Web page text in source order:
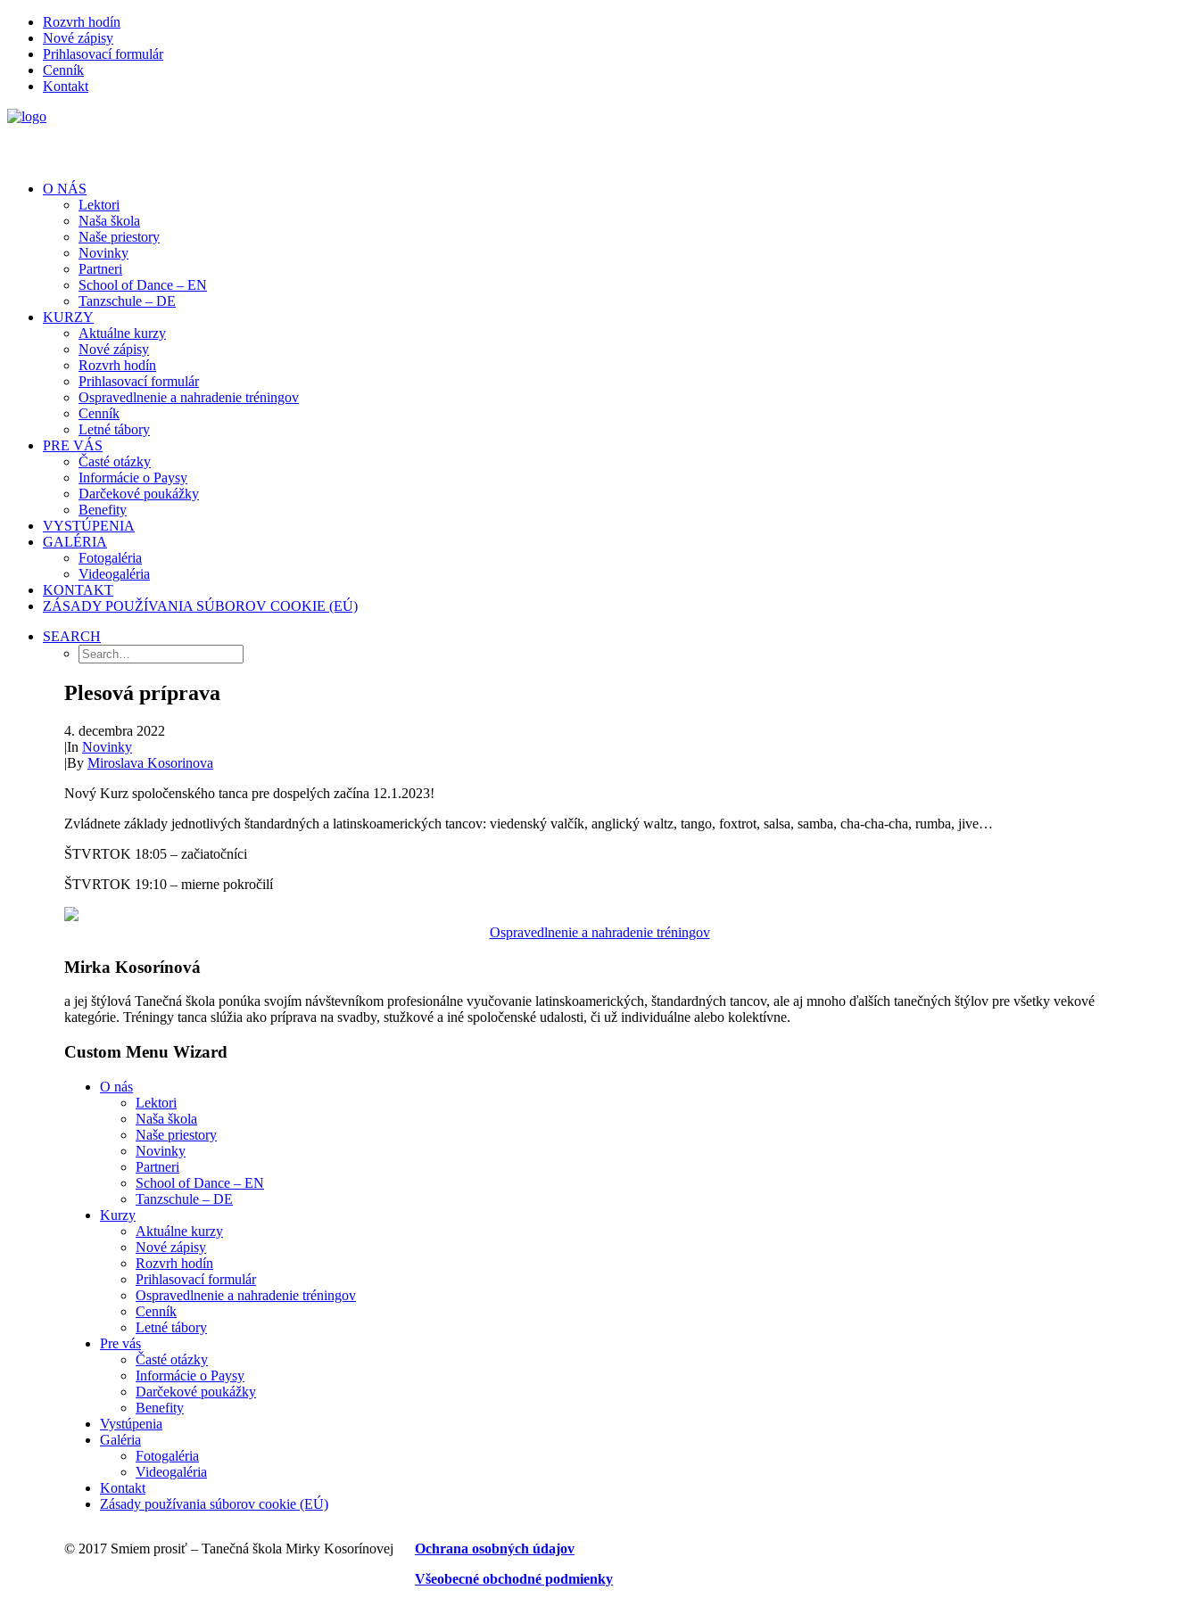
Rozvrh hodín
Nové zápisy
Prihlasovací formulár
Cenník
Kontakt
O NÁS
Lektori
Naša škola
Naše priestory
Novinky
Partneri
School of Dance – EN
Tanzschule – DE
KURZY
Aktuálne kurzy
Nové zápisy
Rozvrh hodín
Prihlasovací formulár
Ospravedlnenie a nahradenie tréningov
Cenník
Letné tábory
PRE VÁS
Časté otázky
Informácie o Paysy
Darčekové poukážky
Benefity
VYSTÚPENIA
GALÉRIA
Fotogaléria
Videogaléria
KONTAKT
ZÁSADY POUŽÍVANIA SÚBOROV COOKIE (EÚ)
SEARCH
Plesová príprava
4. decembra 2022
|In Novinky
|By Miroslava Kosorinova
Nový Kurz spoločenského tanca pre dospelých začína 12.1.2023!
Zvládnete základy jednotlivých štandardných a latinskoamerických tancov: viedenský valčík, anglický waltz, tango, foxtrot, salsa, samba, cha-cha-cha, rumba, jive…
ŠTVRTOK 18:05 – začiatočníci
ŠTVRTOK 19:10 – mierne pokročilí
Ospravedlnenie a nahradenie tréningov
Mirka Kosorínová
a jej štýlová Tanečná škola ponúka svojím návštevníkom profesionálne vyučovanie latinskoamerických, štandardných tancov, ale aj mnoho ďalších tanečných štýlov pre všetky vekové
kategórie. Tréningy tanca slúžia ako príprava na svadby, stužkové a iné spoločenské udalosti, či už individuálne alebo kolektívne.
Custom Menu Wizard
O nás
Lektori
Naša škola
Naše priestory
Novinky
Partneri
School of Dance – EN
Tanzschule – DE
Kurzy
Aktuálne kurzy
Nové zápisy
Rozvrh hodín
Prihlasovací formulár
Ospravedlnenie a nahradenie tréningov
Cenník
Letné tábory
Pre vás
Časté otázky
Informácie o Paysy
Darčekové poukážky
Benefity
Vystúpenia
Galéria
Fotogaléria
Videogaléria
Kontakt
Zásady používania súborov cookie (EÚ)
© 2017 Smiem prosiť – Tanečná škola Mirky Kosorínovej
Ochrana osobných údajov
Všeobecné obchodné podmienky